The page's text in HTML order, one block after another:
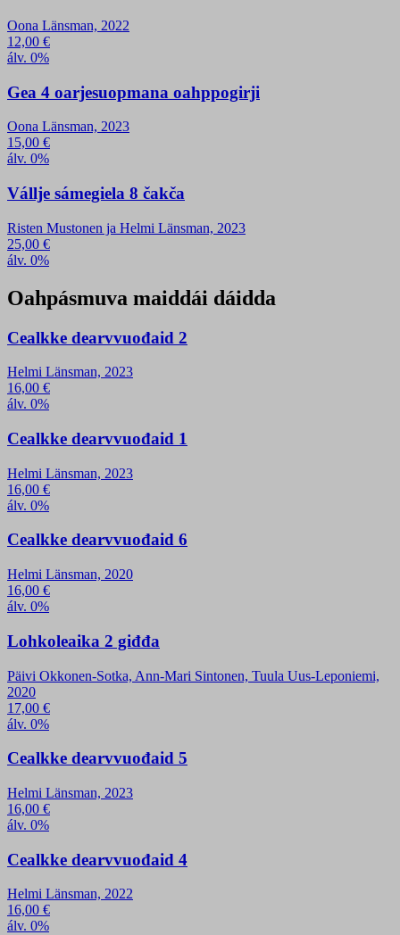
Oona Länsman, 2022
12,00 €
álv. 0%
Gea 4 oarjesuopmana oahppogirji
Oona Länsman, 2023
15,00 €
álv. 0%
Vállje sámegiela 8 čakča
Risten Mustonen ja Helmi Länsman, 2023
25,00 €
álv. 0%
Oahpásmuva maiddái dáidda
Cealkke dearvvuođaid 2
Helmi Länsman, 2023
16,00 €
álv. 0%
Cealkke dearvvuođaid 1
Helmi Länsman, 2023
16,00 €
álv. 0%
Cealkke dearvvuođaid 6
Helmi Länsman, 2020
16,00 €
álv. 0%
Lohkoleaika 2 giđđa
Päivi Okkonen-Sotka, Ann-Mari Sintonen, Tuula Uus-Leponiemi,
2020
17,00 €
álv. 0%
Cealkke dearvvuođaid 5
Helmi Länsman, 2023
16,00 €
álv. 0%
Cealkke dearvvuođaid 4
Helmi Länsman, 2022
16,00 €
álv. 0%